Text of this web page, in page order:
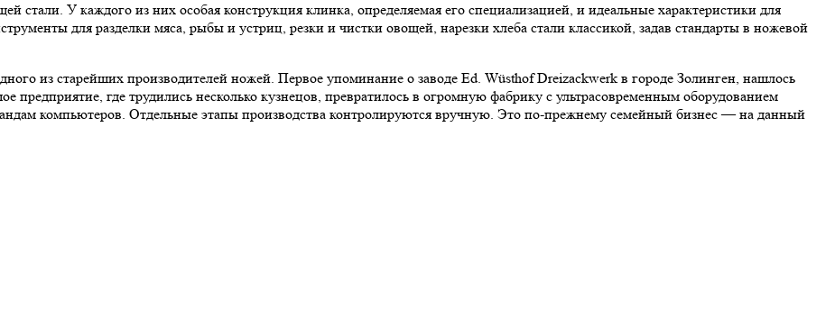
У каждого из них особая конструкция клинка, определяемая его специализацией, и идеальные характеристики для
для разделки мяса, рыбы и устриц, резки и чистки овощей, нарезки хлеба стали классикой, задав стандарты в ножевой
из старейших производителей ножей. Первое упоминание о заводе Ed. Wüsthof Dreizackwerk в городе Золинген, нашлось
предприятие, где трудились несколько кузнецов, превратилось в огромную фабрику с ультрасовременным оборудованием
компьютеров. Отдельные этапы производства контролируются вручную. Это по-прежнему семейный бизнес — на данный